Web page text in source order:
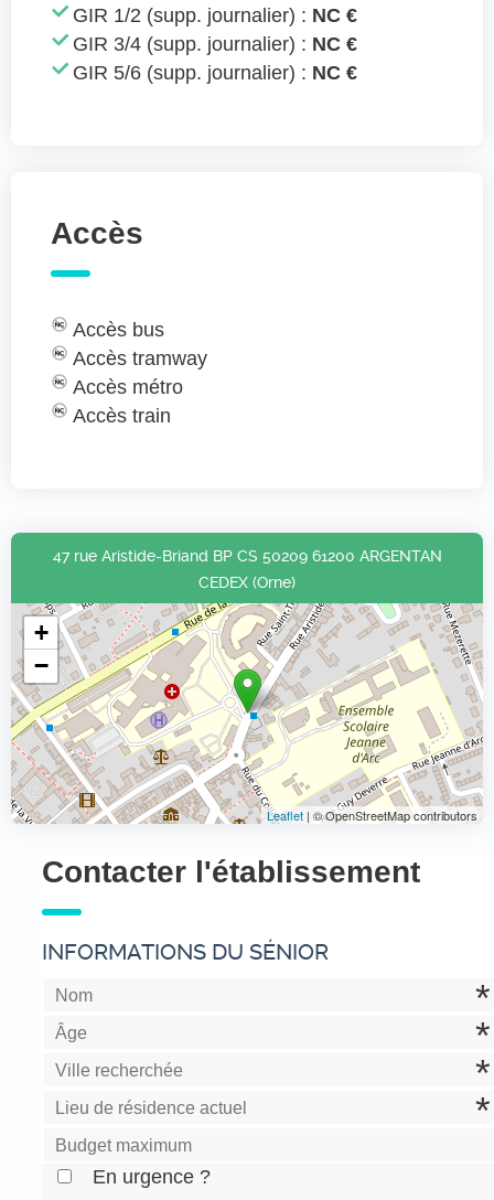
GIR 1/2 (supp. journalier) : NC €
GIR 3/4 (supp. journalier) : NC €
GIR 5/6 (supp. journalier) : NC €
Accès
Accès bus
Accès tramway
Accès métro
Accès train
47 rue Aristide-Briand BP CS 50209 61200 ARGENTAN
CEDEX (Orne)
+
−
Leaflet | © OpenStreetMap contributors
Contacter l'établissement
INFORMATIONS DU SÉNIOR
En urgence ?